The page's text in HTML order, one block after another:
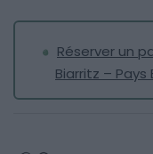
Réserver un
Biarritz – Pays